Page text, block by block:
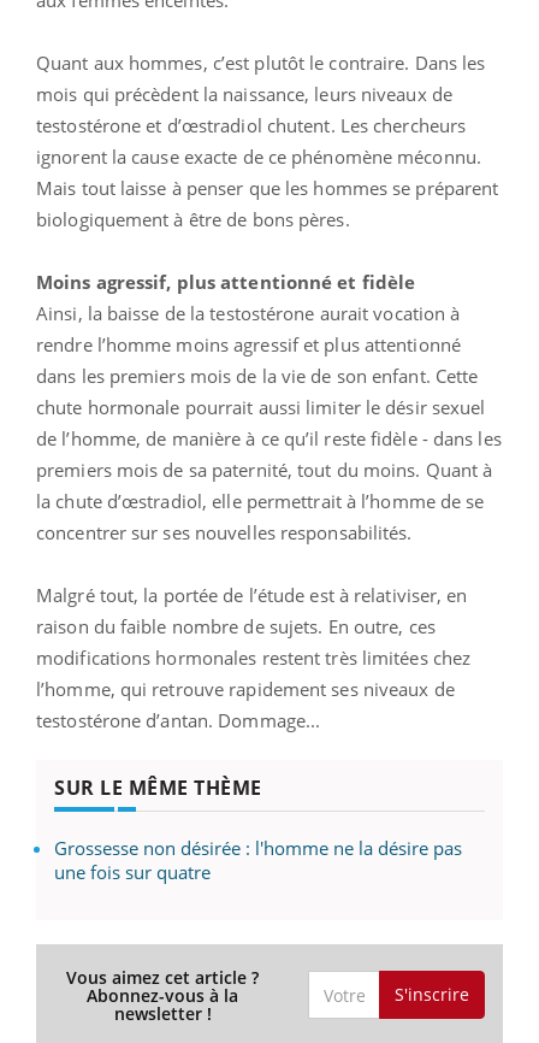
Quant aux hommes, c’est plutôt le contraire. Dans les
mois qui précèdent la naissance, leurs niveaux de
testostérone et d’œstradiol chutent. Les chercheurs
ignorent la cause exacte de ce phénomène méconnu.
Mais tout laisse à penser que les hommes se préparent
biologiquement à être de bons pères.
Moins agressif, plus attentionné et fidèle
Ainsi, la baisse de la testostérone aurait vocation à
rendre l’homme moins agressif et plus attentionné
dans les premiers mois de la vie de son enfant. Cette
chute hormonale pourrait aussi limiter le désir sexuel
de l’homme, de manière à ce qu’il reste fidèle - dans les
premiers mois de sa paternité, tout du moins. Quant à
la chute d’œstradiol, elle permettrait à l’homme de se
concentrer sur ses nouvelles responsabilités.
Malgré tout, la portée de l’étude est à relativiser, en
raison du faible nombre de sujets. En outre, ces
modifications hormonales restent très limitées chez
l’homme, qui retrouve rapidement ses niveaux de
testostérone d’antan. Dommage...
SUR LE MÊME THÈME
Grossesse non désirée : l'homme ne la désire pas
une fois sur quatre
Vous aimez cet article ?
Abonnez-vous à la
newsletter !
S'inscrire